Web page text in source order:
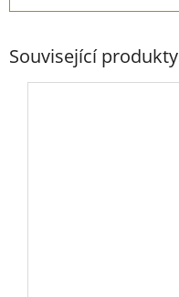
Související produkty